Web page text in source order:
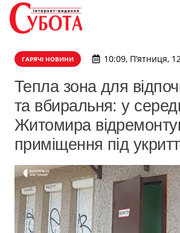
ГАРЯЧІ НОВИНИ 10:09, П’ятниця,
Тепла зона для
та вбиральня: у
Житомира
приміщення під